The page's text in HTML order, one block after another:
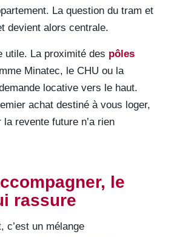
La question du tram et
devient alors centrale.
utile. La proximité des pôles
Minatec, le CHU ou la
locative vers le haut.
achat destiné à vous loger,
revente future n’a rien
le
rassure
c’est un mélange